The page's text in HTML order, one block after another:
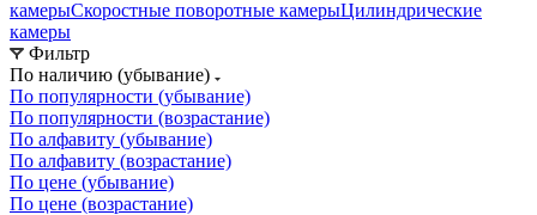
камерыСкоростные поворотные камерыЦилиндрические
камеры
Фильтр
По наличию (убывание)
По популярности (убывание)
По популярности (возрастание)
По алфавиту (убывание)
По алфавиту (возрастание)
По цене (убывание)
По цене (возрастание)